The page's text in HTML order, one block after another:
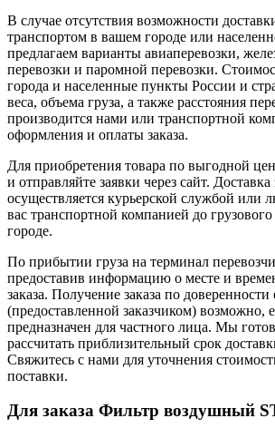
В случае отсутствия возможности
транспортом в вашем городе или
предлагаем варианты авиаперевозки,
перевозки и паромной перевозки.
города и населенные пункты России и
веса, объема груза, а также расстояния
производится нами или транспортной
оформления и оплаты заказа.
Для приобретения товара по выгодной
и отправляйте заявки через сайт. Доставка
осуществляется курьерской службой или
вас транспортной компанией до
городе.
По прибытии груза на терминал
предоставив информацию о месте и
заказа. Получение заказа по
(предоставленной заказчиком) возможно,
предназначен для частного лица. Мы
рассчитать приблизительный срок
Свяжитесь с нами для уточнения
поставки.
Для заказа Фильтр воздушный